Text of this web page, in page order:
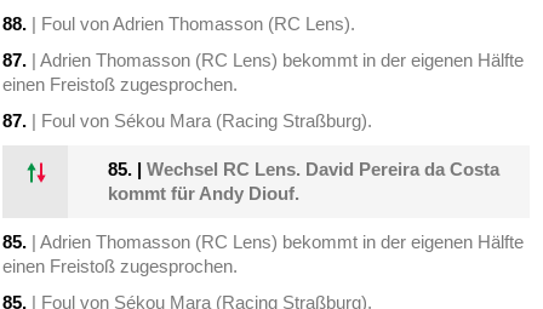
88. | Foul von Adrien Thomasson (RC Lens).
87. | Adrien Thomasson (RC Lens) bekommt in der eigenen Hälfte
einen Freistoß zugesprochen.
87. | Foul von Sékou Mara (Racing Straßburg).
85. |Wechsel RC Lens. David Pereira da Costa
kommt für Andy Diouf.
85. | Adrien Thomasson (RC Lens) bekommt in der eigenen Hälfte
einen Freistoß zugesprochen.
85. | Foul von Sékou Mara (Racing Straßburg).